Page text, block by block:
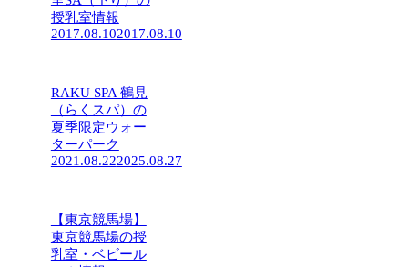
授乳室情報
2017.08.102017.08.10
RAKU SPA 鶴見
（らくスパ）の
夏季限定ウォー
ターパーク
2021.08.222025.08.27
【東京競馬場】
東京競馬場の授
乳室・ベビール